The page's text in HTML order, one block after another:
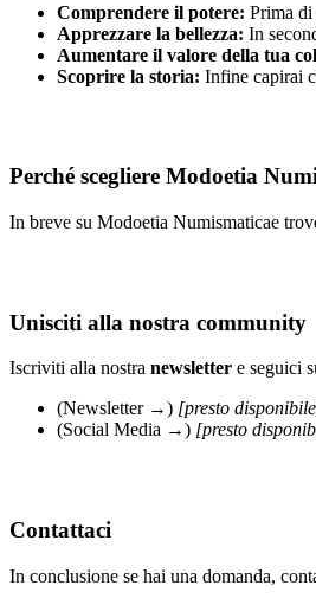
Comprendere il potere: Prima di
Apprezzare la bellezza: In
Aumentare il valore della tua
Scoprire la storia: Infine capirai
Perché scegliere Modoetia
In breve su Modoetia Numismaticae
Unisciti alla nostra community
Iscriviti alla nostra newsletter e seguici
(Newsletter →) [presto
(Social Media →) [presto
Contattaci
In conclusione se hai una domanda,